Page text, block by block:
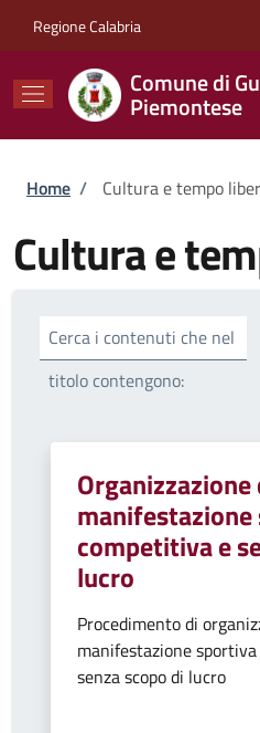
Regione Calabria
Comune di
Piemontese
Briciole di pane
Home / Cultura e tempo
Cultura e
Cerca i contenuti che nel
titolo contengono:
Organizzazione
competitiva e
lucro
Procedimento di
manifestazione
senza scopo di lucro